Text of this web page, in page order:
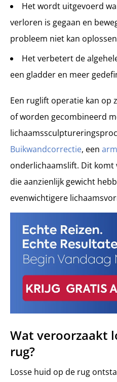
Het wordt uitgevoerd
verloren is gegaan en
probleem niet kan oplossen
Het verbetert de
een gladder en meer
Een ruglift operatie kan op
of worden gecombineerd
Buikwandcorrectie, een
onderlichaamslift. Dit
die aanzienlijk gewicht
evenwichtigere
Wat veroorzaakt
rug?
Losse huid op de rug